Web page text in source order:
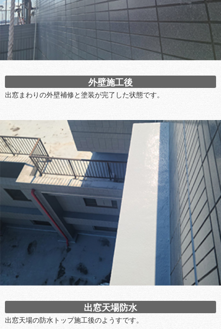
外壁施工後
出窓まわりの外壁補修と塗装が完了した状態です。
出窓天場防水
出窓天場の防水トップ施工後のようすです。